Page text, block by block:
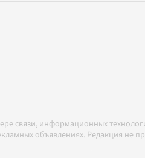
связи, информационных
объявлениях. Редакция не